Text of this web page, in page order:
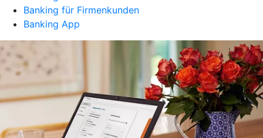
Banking für Firmenkunden
Banking App